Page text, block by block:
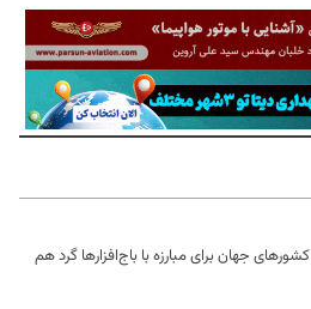
کشورهای جهان برای مبارزه با باج‌افزارها گرد هم